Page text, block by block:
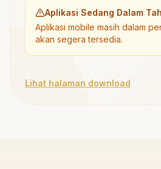
Aplikasi Sedang Dalam
Aplikasi mobile masih dalam
akan segera tersedia.
Lihat halaman download